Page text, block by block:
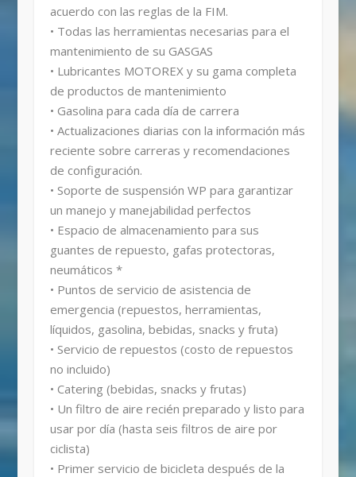
acuerdo con las reglas de la FIM.
• Todas las herramientas necesarias para el
mantenimiento de su GASGAS
• Lubricantes MOTOREX y su gama completa
de productos de mantenimiento
• Gasolina para cada día de carrera
• Actualizaciones diarias con la información más
reciente sobre carreras y recomendaciones
de configuración.
• Soporte de suspensión WP para garantizar
un manejo y manejabilidad perfectos
• Espacio de almacenamiento para sus
guantes de repuesto, gafas protectoras,
neumáticos *
• Puntos de servicio de asistencia de
emergencia (repuestos, herramientas,
líquidos, gasolina, bebidas, snacks y fruta)
• Servicio de repuestos (costo de repuestos
no incluido)
• Catering (bebidas, snacks y frutas)
• Un filtro de aire recién preparado y listo para
usar por día (hasta seis filtros de aire por
ciclista)
• Primer servicio de bicicleta después de la